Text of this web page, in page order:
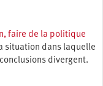
faire de la politique
situation dans laquelle
divergent.